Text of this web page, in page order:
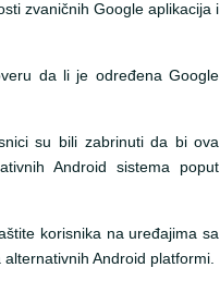
zvaničnih Google aplikacija i
da li je određena Google
su bili zabrinuti da bi ova
Android sistema poput
korisnika na uređajima sa
Android platformi.